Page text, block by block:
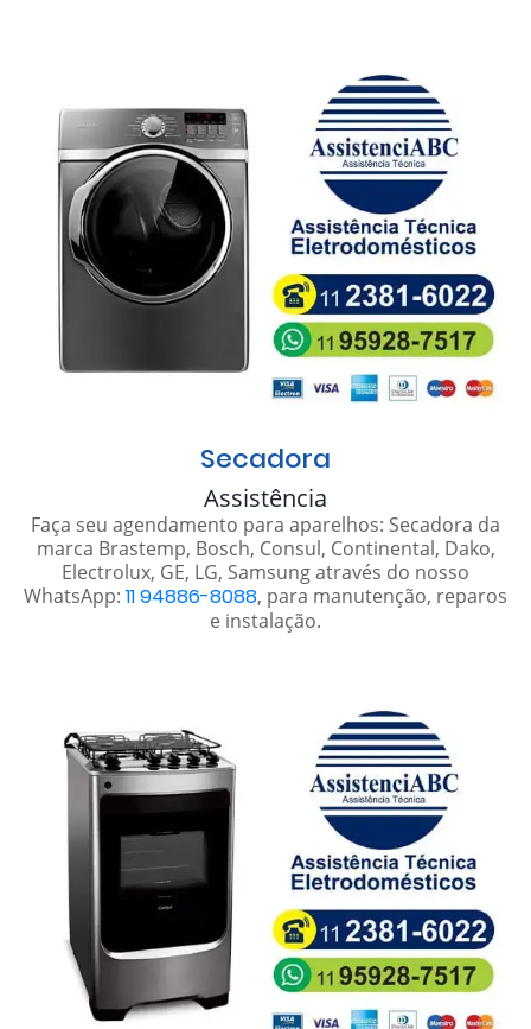
Secadora
Assistência
Faça seu agendamento para aparelhos: Secadora da
marca Brastemp, Bosch, Consul, Continental, Dako,
Electrolux, GE, LG, Samsung através do nosso
WhatsApp: 11 94886-8088, para manutenção, reparos
e instalação.